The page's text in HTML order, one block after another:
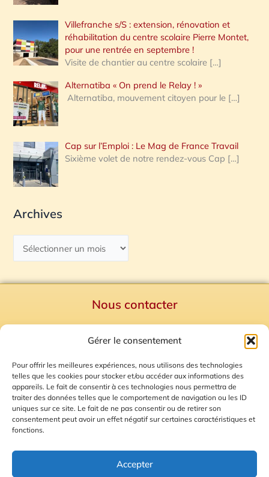
Gérer le consentement
Pour offrir les meilleures expériences, nous utilisons des technologies
telles que les cookies pour stocker et/ou accéder aux informations des
appareils. Le fait de consentir à ces technologies nous permettra de
traiter des données telles que le comportement de navigation ou les ID
uniques sur ce site. Le fait de ne pas consentir ou de retirer son
consentement peut avoir un effet négatif sur certaines caractéristiques et
fonctions.
Accepter
Villefranche s/S : extension, rénovation et
réhabilitation du centre scolaire Pierre Montet,
pour une rentrée en septembre !
Visite de chantier au centre scolaire […]
Alternatiba « On prend le Relay ! »
Alternatiba, mouvement citoyen pour le […]
Cap sur l’Emploi : Le Mag de France Travail
Sixième volet de notre rendez-vous Cap […]
Archives
Nous contacter
Mentions Légales
Plan du site
Gestion des Cookies